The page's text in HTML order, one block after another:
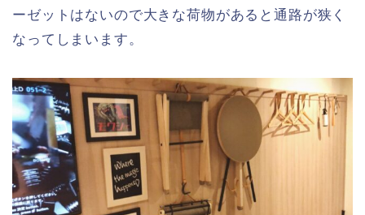
ーゼットはないので大きな荷物があると通路が狭く
なってしまいます。